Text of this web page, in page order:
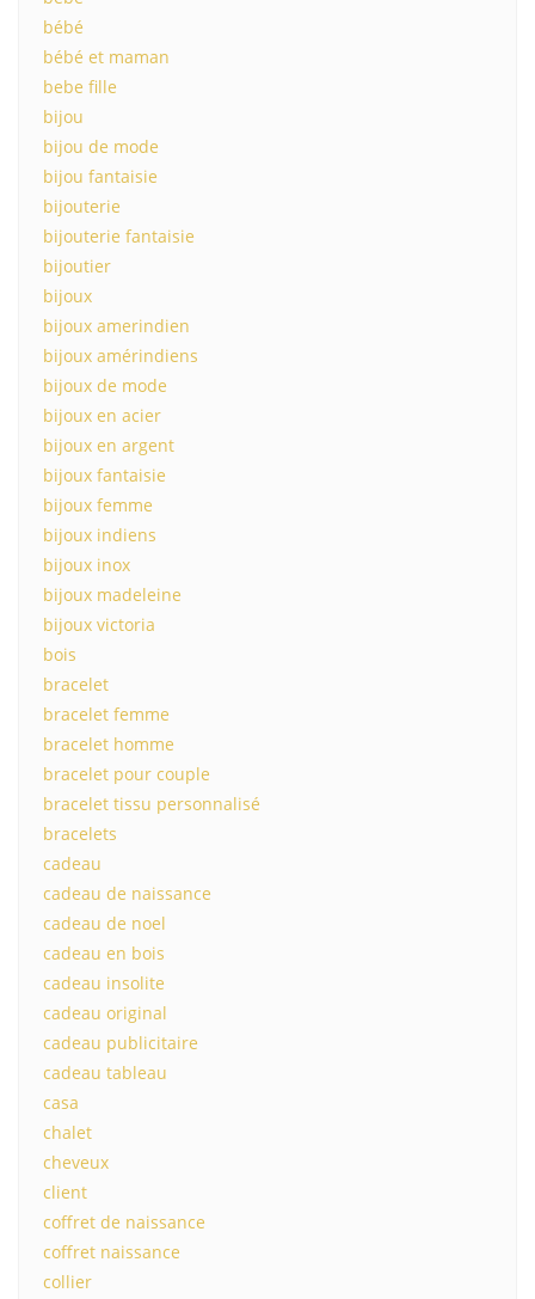
bébé
bébé et maman
bebe fille
bijou
bijou de mode
bijou fantaisie
bijouterie
bijouterie fantaisie
bijoutier
bijoux
bijoux amerindien
bijoux amérindiens
bijoux de mode
bijoux en acier
bijoux en argent
bijoux fantaisie
bijoux femme
bijoux indiens
bijoux inox
bijoux madeleine
bijoux victoria
bois
bracelet
bracelet femme
bracelet homme
bracelet pour couple
bracelet tissu personnalisé
bracelets
cadeau
cadeau de naissance
cadeau de noel
cadeau en bois
cadeau insolite
cadeau original
cadeau publicitaire
cadeau tableau
casa
chalet
cheveux
client
coffret de naissance
coffret naissance
collier